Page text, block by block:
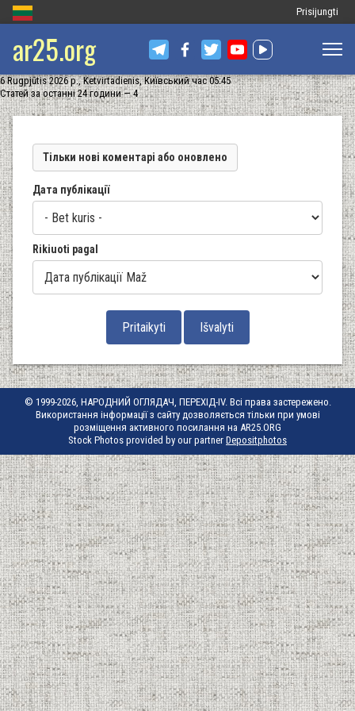
Меню
користувача
Prisijungti
ar25.org
6 Rugpjūtis 2026 р., Ketvirtadienis, Київський час 05:45
Статей за останні 24 години — 4
Тільки нові коментарі або оновлено
Дата публікації
Rikiuoti pagal
© 1999-2026, НАРОДНИЙ ОГЛЯДАЧ, ПЕРЕХІД-IV. Всі права застережено.
Використання інформації з сайту дозволяється тільки при умові
розміщення активного посилання на AR25.ORG
Stock Photos provided by our partner Depositphotos